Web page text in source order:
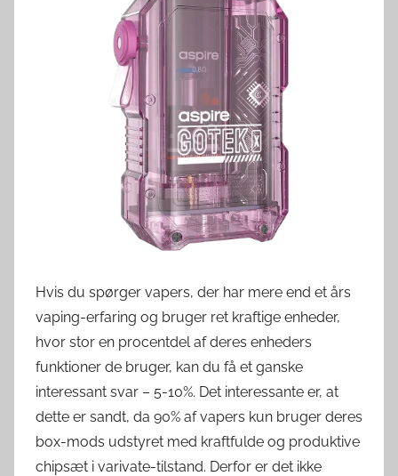
e
v
d
e
n
Hvis du spørger vapers, der har mere end et års
vaping-erfaring og bruger ret kraftige enheder,
hvor stor en procentdel af deres enheders
funktioner de bruger, kan du få et ganske
interessant svar – 5-10%. Det interessante er, at
dette er sandt, da 90% af vapers kun bruger deres
box-mods udstyret med kraftfulde og produktive
chipsæt i varivate-tilstand. Derfor er det ikke